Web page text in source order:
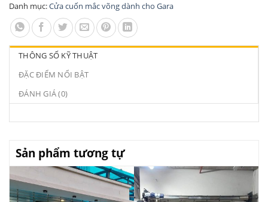
Danh mục:Cửa cuốn mắc võng dành cho Gara
THÔNG SỐ KỸ THUẬT
ĐẶC ĐIỂM NỔI BẬT
ĐÁNH GIÁ (0)
Sản phẩm tương tự